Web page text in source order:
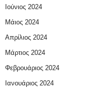
Ιούνιος 2024
Μάιος 2024
Απρίλιος 2024
Μάρτιος 2024
Φεβρουάριος 2024
Ιανουάριος 2024